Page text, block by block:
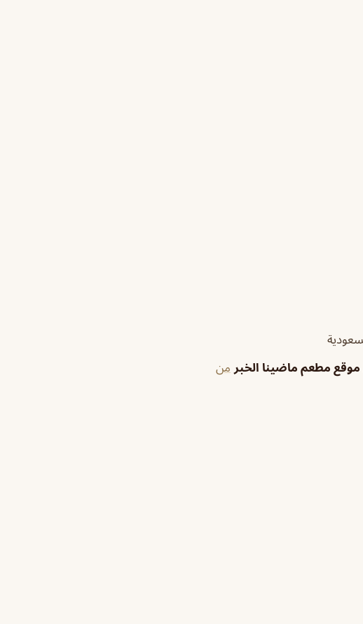
موقع مطعم ماضينا الخبر من